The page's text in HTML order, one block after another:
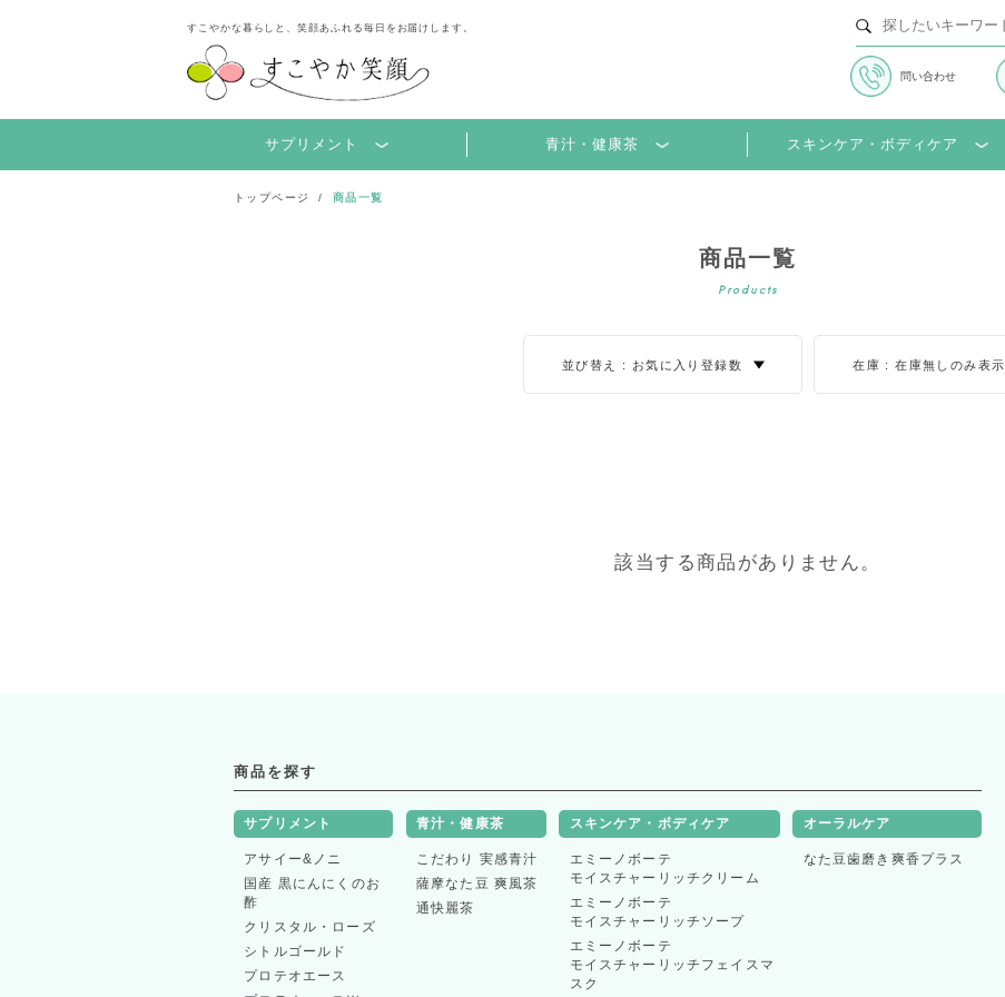
すこやかな暮らしと、笑顔あふれる毎日をお届けします。
問い合わせ
サプリメント 青汁・健康茶 スキンケア・ボディケア
トップページ 商品一覧
商品一覧
Products
在庫
並べ替え
並び替え : お気に入り登録数 在庫 :在庫無しのみ表示
該当する商品がありません。
商品を探す
サプリメント
アサイー&ノニ
国産 黒にんにくのお
酢
クリスタル・ローズ
シトルゴールド
プロテオエース
青汁・健康茶
こだわり 実感青汁
薩摩なた豆 爽風茶
通快麗茶
スキンケア・ボディケア
エミーノボーテ
モイスチャーリッチクリーム
エミーノボーテ
モイスチャーリッチソープ
エミーノボーテ
モイスチャーリッチフェイスマ
スク
オーラルケア
なた豆歯磨き爽香プラス